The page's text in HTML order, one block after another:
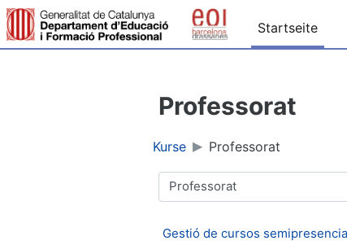
Zum Hauptinhalt
Startseite
Professorat
Kurse Professorat
Kursbereiche
Gestió de cursos